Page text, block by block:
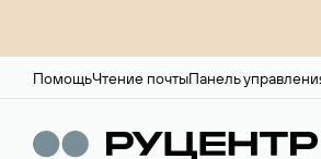
ПомощьЧтение почтыПанель